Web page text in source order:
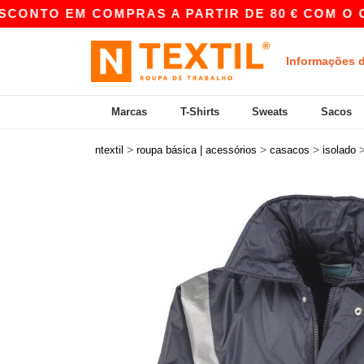
COMPRAS A PARTIR DE 80 € COM O
Informações
Marcas T-Shirts Sweats Sacos
ntextil > roupa básica | acessórios > casacos > isolado